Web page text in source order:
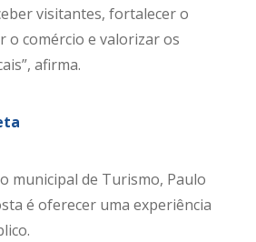
visitantes, fortalecer o
o comércio e valorizar os
afirma.
municipal de Turismo, Paulo
é oferecer uma experiência